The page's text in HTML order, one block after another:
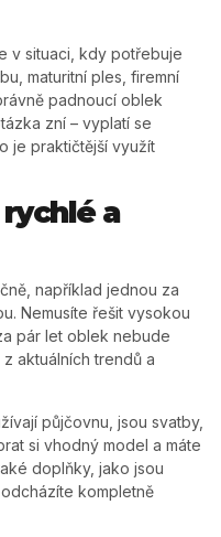
v situaci, kdy potřebuje
maturitní ples, firemní
padnoucí oblek
zní – vyplatí se
je praktičtější využít
a
například jednou za
Nemusíte řešit vysokou
pár let oblek nebude
aktuálních trendů a
půjčovnu, jsou svatby,
si vhodný model a máte
doplňky, jako jsou
kompletně